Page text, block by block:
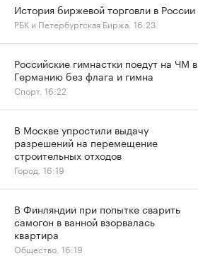
История биржевой торговли в России
РБК и Петербургская Биржа, 16:23
Российские гимнастки поедут на ЧМ в
Германию без флага и гимна
Спорт, 16:22
В Москве упростили выдачу
разрешений на перемещение
строительных отходов
Город, 16:19
В Финляндии при попытке сварить
самогон в ванной взорвалась
квартира
Общество, 16:19